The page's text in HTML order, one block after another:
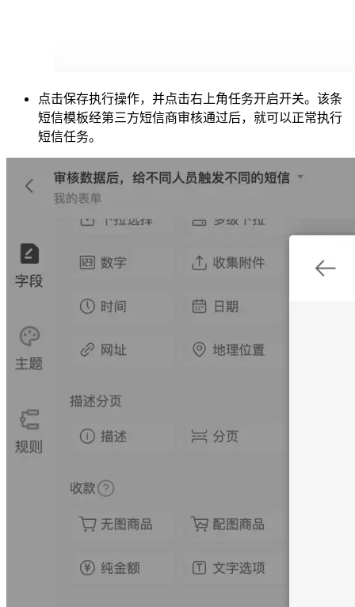
点击保存执行操作，并点击右上角任务开启开关。该条
短信模板经第三方短信商审核通过后，就可以正常执行
短信任务。